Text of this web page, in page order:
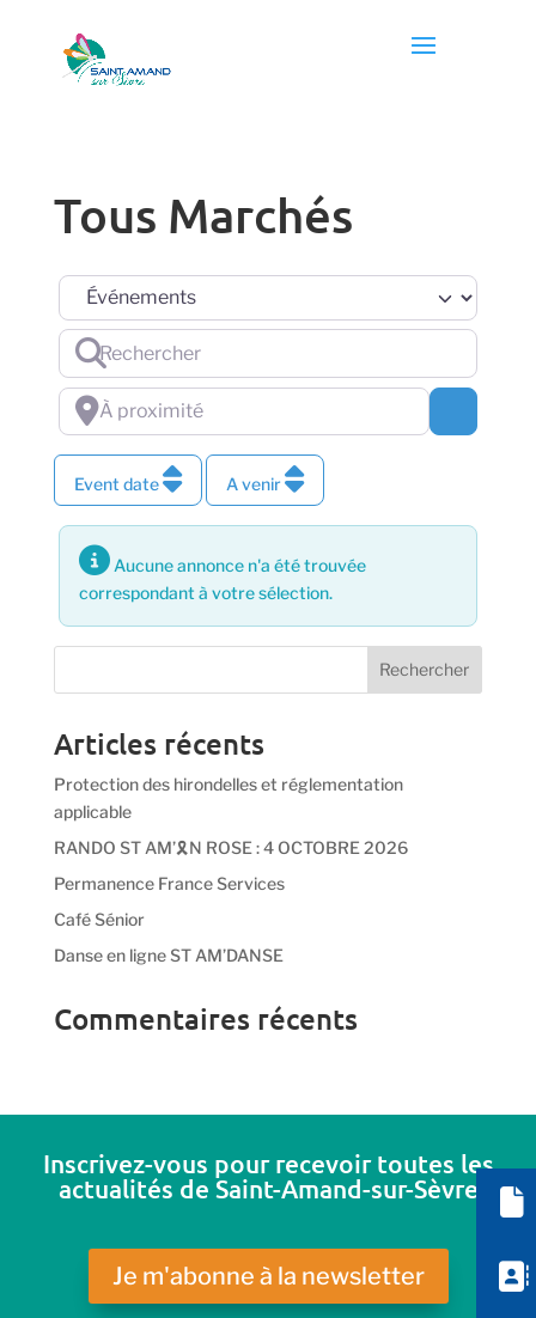
Tous Marchés
Sélectionnez le type de recherche
Rechercher
À proximité
Event date A venir
Aucune annonce n'a été trouvée
correspondant à votre sélection.
Articles récents
Protection des hirondelles et réglementation
applicable
RANDO ST AM’🎗️N ROSE : 4 OCTOBRE 2026
Permanence France Services
Café Sénior
Danse en ligne ST AM’DANSE
Commentaires récents
Inscrivez-vous pour recevoir toutes les
actualités de Saint-Amand-sur-Sèvre
Je m'abonne à la newsletter